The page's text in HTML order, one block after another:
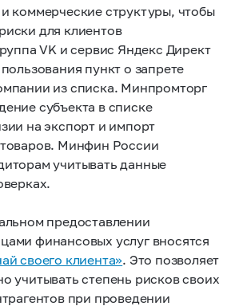
коммерческие структуры, чтобы
для клиентов
VK и сервис Яндекс Директ
пункт о запрете
из списка. Минпромторг
субъекта в списке
на экспорт и импорт
Минфин России
учитывать данные
предоставлении
финансовых услуг вносятся
своего клиента». Это позволяет
учитывать степень рисков своих
при проведении